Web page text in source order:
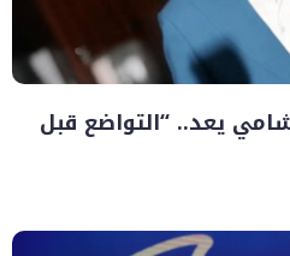
يعد.. “التواضع قبل